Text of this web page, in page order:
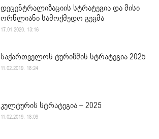
დეცენტრალიზაციის სტრატეგია და მისი
ორწლიანი სამოქმედო გეგმა
17.01.2020. 13:16
საქართველოს ტურიზმის სტრატეგია 2025
11.02.2019. 18:24
კულტურის სტრატეგია – 2025
11.02.2019. 18:09